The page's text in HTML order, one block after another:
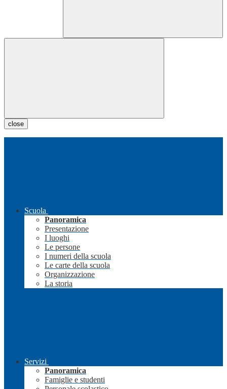
close
Scuola
Panoramica
Presentazione
I luoghi
Le persone
I numeri della scuola
Le carte della scuola
Organizzazione
La storia
Servizi
Panoramica
Famiglie e studenti